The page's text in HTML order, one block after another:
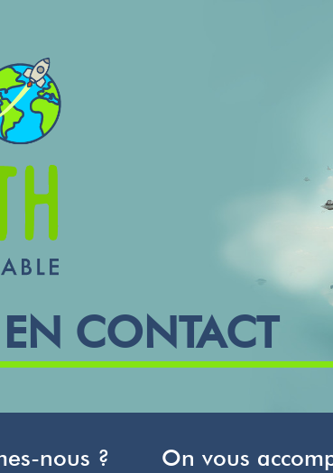
CONTACT
nous ? On vous